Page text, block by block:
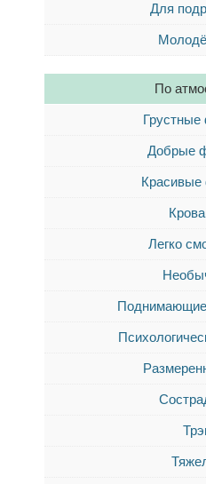
Для
По
Добрые
Легко
Поднимающие